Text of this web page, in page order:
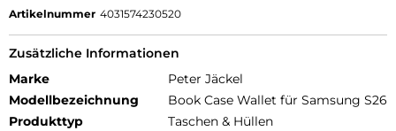
Artikelnummer 4031574230520
Zusätzliche Informationen
Marke
Peter Jäckel
Modellbezeichnung
Book Case Wallet für Samsung S26
Produkttyp
Taschen & Hüllen